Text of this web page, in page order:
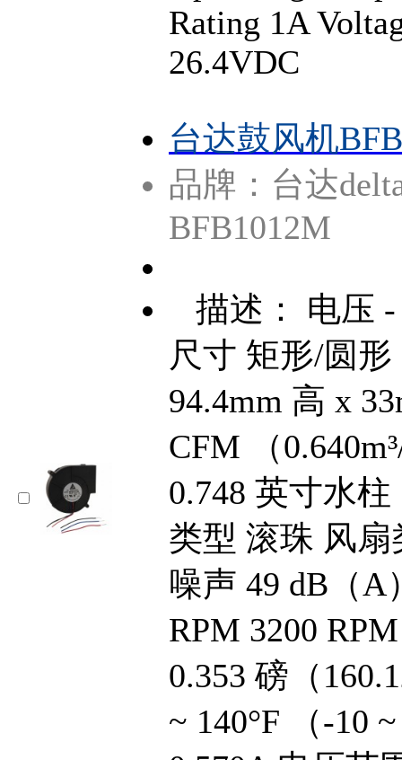
Rating 1A
26.4VDC
台达鼓风机
品牌：台达
BFB1012M
描述： 电压
尺寸 矩形/圆形
94.4mm 高 x
CFM （
0.748 英寸水柱
类型 滚珠 风
噪声 49 dB（A
RPM 3200
0.353 磅（
~ 140°F （-10